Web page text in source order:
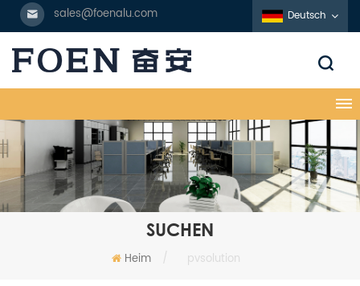
sales@foenalu.com Deutsch
SUCHEN
Heim / pvsolution